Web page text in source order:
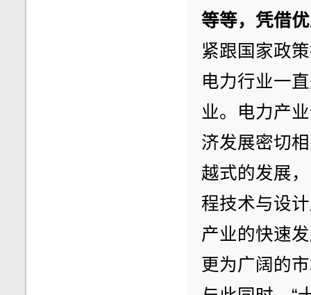
等等，凭借
紧跟国家政
电力行业一
业。电力产
济发展密切
越式的发展
程技术与设
产业的快速
更为广阔的